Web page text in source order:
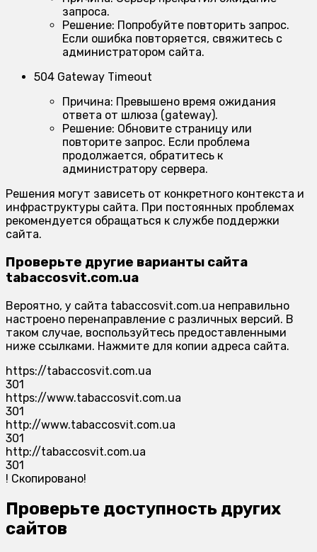
запроса.
Решение: Попробуйте повторить запрос.
Если ошибка повторяется, свяжитесь с
администратором сайта.
504 Gateway Timeout
Причина: Превышено время ожидания
ответа от шлюза (gateway).
Решение: Обновите страницу или
повторите запрос. Если проблема
продолжается, обратитесь к
администратору сервера.
Решения могут зависеть от конкретного контекста и
инфраструктуры сайта. При постоянных проблемах
рекомендуется обращаться к службе поддержки
сайта.
Проверьте другие варианты сайта
tabaccosvit.com.ua
Вероятно, у сайта tabaccosvit.com.ua неправильно
настроено перенаправление с различных версий. В
таком случае, воспользуйтесь предоставленными
ниже ссылками. Нажмите для копии адреса сайта.
https://tabaccosvit.com.ua
301
https://www.tabaccosvit.com.ua
301
http://www.tabaccosvit.com.ua
301
http://tabaccosvit.com.ua
301
! Скопировано!
Проверьте доступность других
сайтов